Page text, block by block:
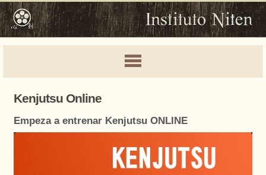
Kenjutsu Online
Empeza a entrenar Kenjutsu ONLINE